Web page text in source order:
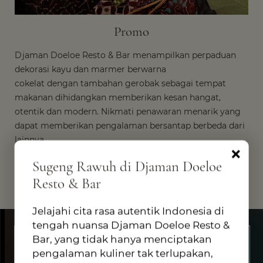
Promo
Djaman Doeloe Resto & Bar menampilkan perpaduan
dekorasi kayu dan marmer berwarna
cokelat dengan tambahan gerobak sebagai tempat
makanan dihidangkan memberikan kesan hangat,
otentik dan modern. Nikmati penawaran menarik yang
dapat memberikan pengalaman bersantap berbeda dari
lainnya.
LIHAT PROMO
Ulasan Tamu
×
Sugeng Rawuh di Djaman Doeloe
Resto & Bar
Jelajahi cita rasa autentik Indonesia di
tengah nuansa Djaman Doeloe Resto &
Bar, yang tidak hanya menciptakan
pengalaman kuliner tak terlupakan,